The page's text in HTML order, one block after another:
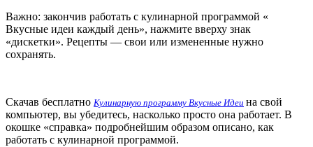
Важно: закончив работать с кулинарной программой «
Вкусные идеи каждый день», нажмите вверху знак
«дискетки». Рецепты — свои или измененные нужно
сохранять.
Скачав бесплатно Кулинарную программу Вкусные Идеи на свой
компьютер, вы убедитесь, насколько просто она работает. В
окошке «справка» подробнейшим образом описано, как
работать с кулинарной программой.